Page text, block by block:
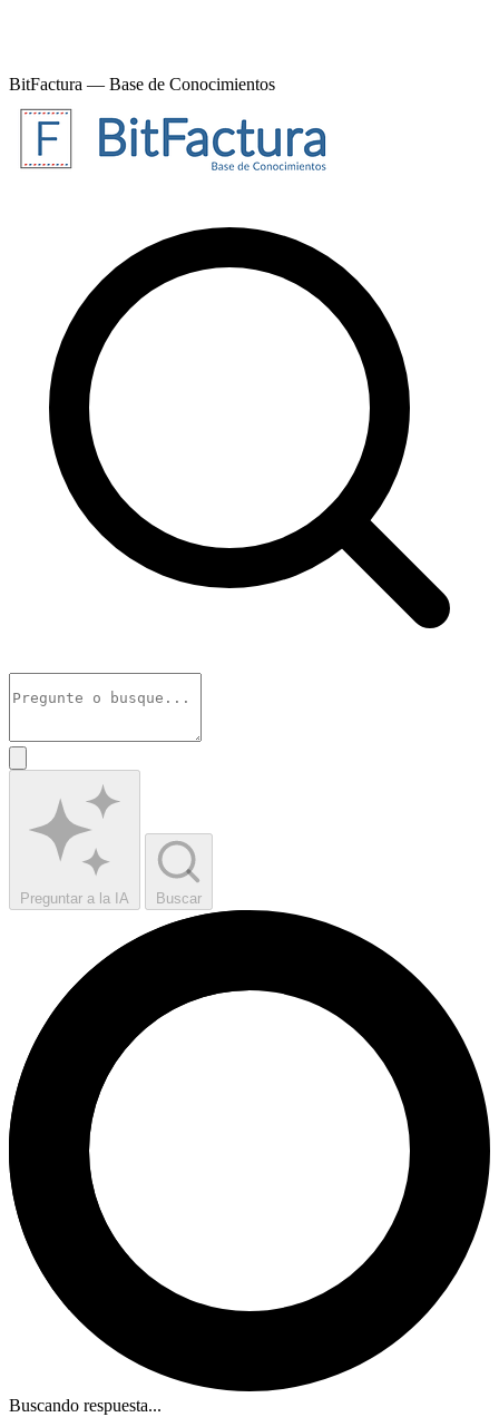
BitFactura — Base de Conocimientos
Preguntar a la IA Buscar
Buscando respuesta...